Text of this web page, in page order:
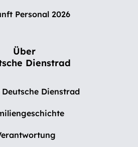
Personal 2026
Über
Dienstrad
Dienstrad